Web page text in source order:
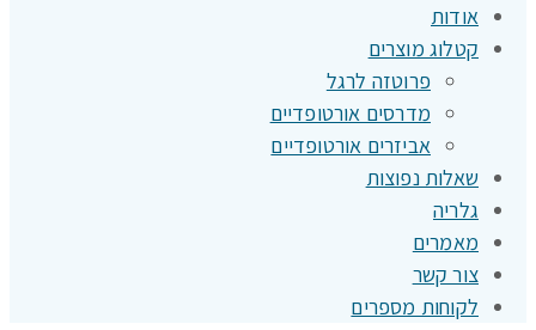
אודות
קטלוג מוצרים
פרוטזה לרגל
מדרסים אורטופדיים
אביזרים אורטופדיים
שאלות נפוצות
גלריה
מאמרים
צור קשר
לקוחות מספרים